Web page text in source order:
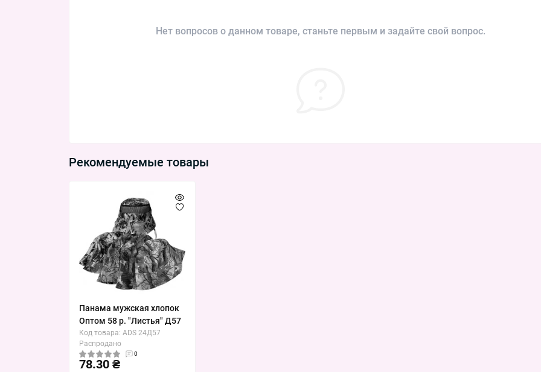
Нет вопросов о данном товаре, станьте первым и задайте свой вопрос.
Рекомендуемые товары
Панама мужская хлопок
Оптом 58 р. "Листья" Д57
Код товара: ADS 24Д57
Распродано
0
78.30 ₴